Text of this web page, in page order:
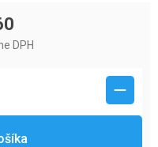
DPH